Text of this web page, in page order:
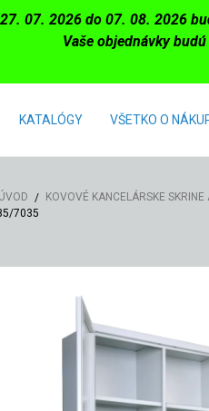
07. 2026 do 07. 08. 2026
Vaše objednávky
KATALÓGY VŠETKO O
ÚVOD KOVOVÉ KANCELÁRSKE SKRINE
7035